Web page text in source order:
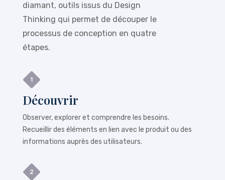
diamant, outils issus du Design
Thinking qui permet de découper le
processus de conception en quatre
étapes.
Découvrir
Observer, explorer et comprendre les besoins.
Recueillir des éléments en lien avec le produit ou des
informations auprès des utilisateurs.